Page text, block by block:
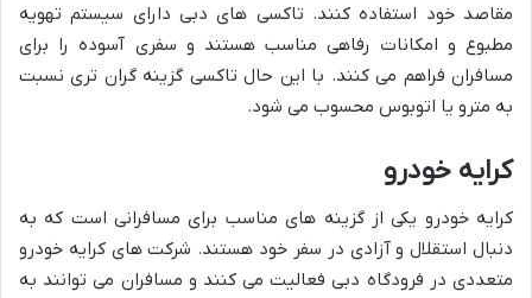
مقاصد خود استفاده کنند. تاکسی های دبی دارای سیستم تهویه
مطبوع و امکانات رفاهی مناسب هستند و سفری آسوده را برای
مسافران فراهم می کنند. با این حال تاکسی گزینه گران تری نسبت
به مترو یا اتوبوس محسوب می شود.
کرایه خودرو
کرایه خودرو یکی از گزینه های مناسب برای مسافرانی است که به
دنبال استقلال و آزادی در سفر خود هستند. شرکت های کرایه خودرو
متعددی در فرودگاه دبی فعالیت می کنند و مسافران می توانند به